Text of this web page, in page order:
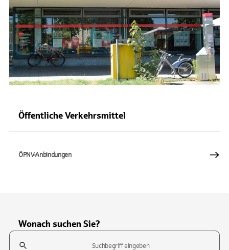
Öffentliche Verkehrsmittel
ÖPNV-Anbindungen
Wonach suchen Sie?
Suchfeld